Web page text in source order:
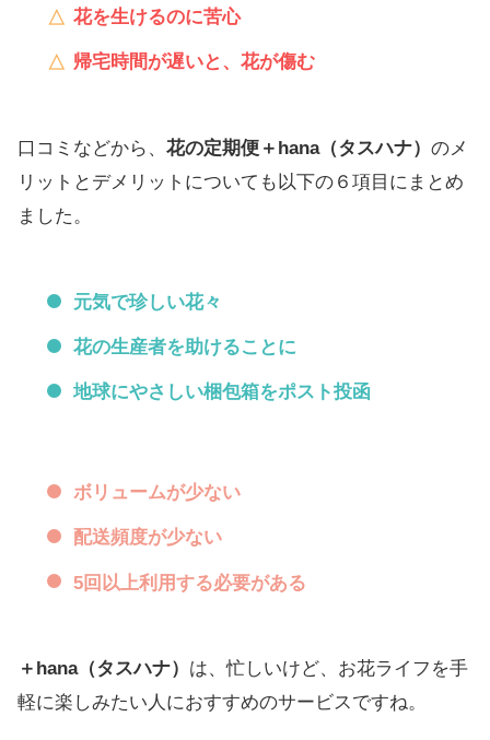
花を生けるのに苦心
帰宅時間が遅いと、花が傷む
口コミなどから、 花の定期便＋hana（タスハナ） のメ
リットとデメリットについても以下の６項目にまとめ
ました。
元気で珍しい花々
花の生産者を助けることに
地球にやさしい梱包箱をポスト投函
ボリュームが少ない
配送頻度が少ない
5回以上利用する必要がある
＋hana（タスハナ） は、忙しいけど、お花ライフを手
軽に楽しみたい人におすすめのサービスですね。